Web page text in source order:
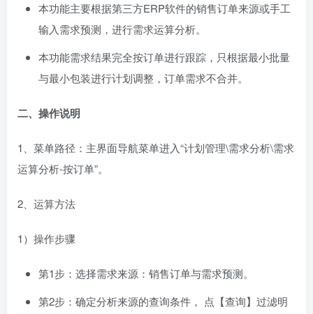
本功能主要根据第三方ERP软件的销售订单来源或手工
输入需求预测，进行需求运算分析。
本功能需求结果完全按订单进行跟踪，只根据最小批量
与最小包装进行计划调整，订单需求不合并。
二、操作说明
1、菜单路径：主界面导航菜单进入“计划管理\需求分析\需求
运算分析-按订单”。
2、运算方法
1）操作步骤
第1步：选择需求来源：销售订单与需求预测。
第2步：确定分析来源的查询条件， 点【查询】过滤明